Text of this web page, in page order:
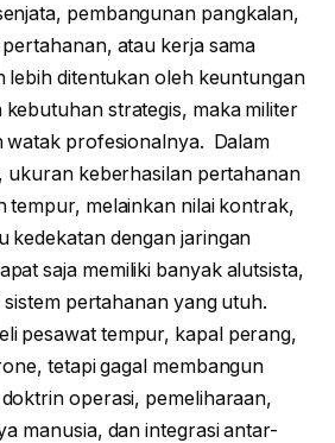
pembangunan pangkalan,
atau kerja sama
lebih ditentukan oleh keuntungan
strategis, maka militer
watak profesionalnya. Dalam
ukuran keberhasilan pertahanan
tempur, melainkan nilai kontrak,
kedekatan dengan jaringan
saja memiliki banyak alutsista,
sistem pertahanan yang utuh.
pesawat tempur, kapal perang,
tetapi gagal membangun
operasi, pemeliharaan,
manusia, dan integrasi antar-